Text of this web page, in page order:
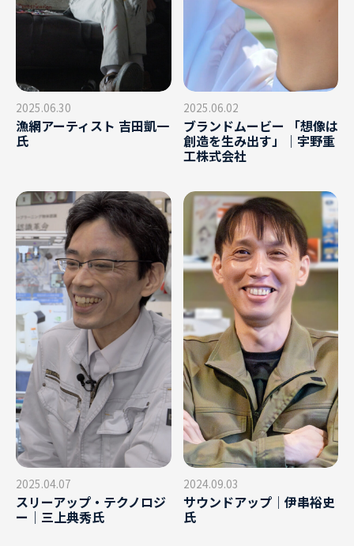
2025.06.30
漁網アーティスト 吉田凱一
氏
2025.06.02
ブランドムービー 「想像は
創造を生み出す」｜宇野重
工株式会社
2025.04.07
スリーアップ・テクノロジ
ー｜三上典秀氏
2024.09.03
サウンドアップ｜伊串裕史
氏